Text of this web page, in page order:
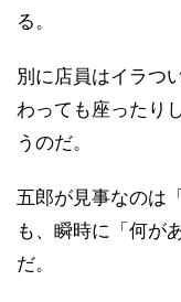
る。
別に店員はイラつ
わっても座ったり
うのだ。
五郎が見事なのは
も、瞬時に「何が
だ。